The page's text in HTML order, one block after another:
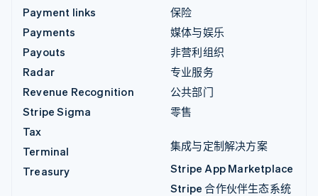
Payment links
Payments
Payouts
Radar
Revenue Recognition
Stripe Sigma
Tax
Terminal
Treasury
保险
媒体与娱乐
非营利组织
专业服务
公共部门
零售
集成与定制解决方案
Stripe App Marketplace
Stripe 合作伙伴生态系统